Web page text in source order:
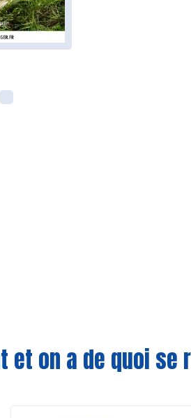
on a de quoi se